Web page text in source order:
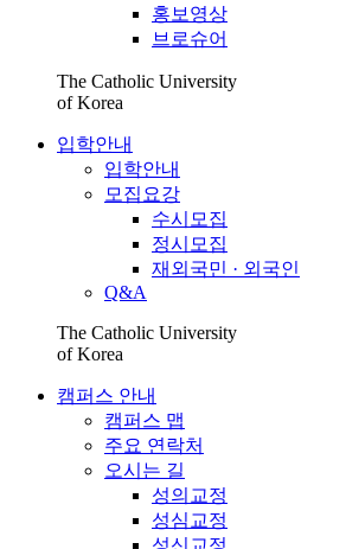
홍보영상
브로슈어
The Catholic University
of Korea
입학안내
입학안내
모집요강
수시모집
정시모집
재외국민 · 외국인
Q&A
The Catholic University
of Korea
캠퍼스 안내
캠퍼스 맵
주요 연락처
오시는 길
성의교정
성심교정
성신교정